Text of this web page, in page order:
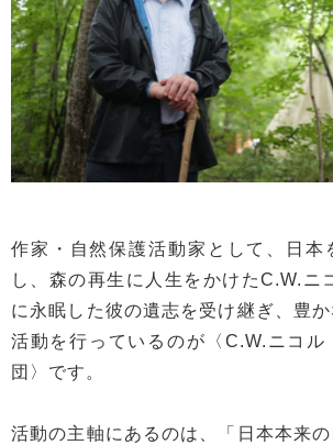
作家・自然保護活動家として、日本
し、森の再生に人生をかけたC.W.ニ
に永眠した彼の遺志を受け継ぎ、豊
活動を行っているのが〈C.W.ニコル
団〉です。
活動の主軸にあるのは、「日本本来の